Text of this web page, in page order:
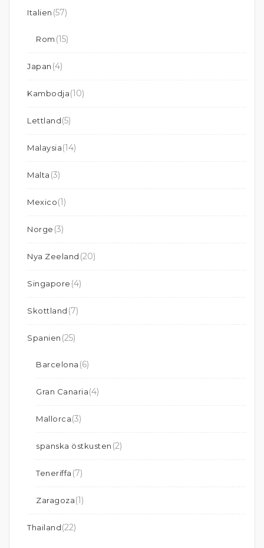
Italien (57)
Rom (15)
Japan (4)
Kambodja(10)
Lettland(5)
Malaysia(14)
Malta (3)
Mexico(1)
Norge (3)
Nya Zeeland (20)
Singapore (4)
Skottland (7)
Spanien (25)
Barcelona (6)
Gran Canaria(4)
Mallorca(3)
spanska östkusten (2)
Teneriffa (7)
Zaragoza(1)
Thailand(22)